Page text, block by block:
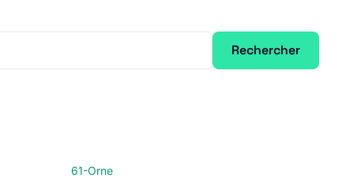
Rechercher
61-Orne